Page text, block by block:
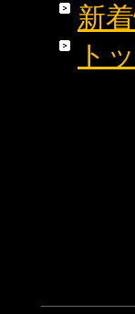
新
ト